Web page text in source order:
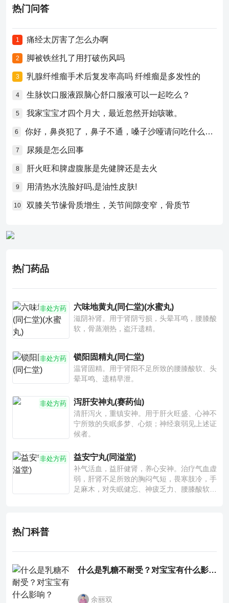
热门问答
1 痛经太厉害了怎么办啊
2 脚被铁丝扎了用打破伤风吗
3 乳腺纤维瘤手术后复发率高吗 纤维瘤是多发性的
4 生脉饮口服液跟脑心舒口服液可以一起吃么？
5 我家宝宝才四个月大，最近忽然开始咳嗽。
6 你好，鼻炎犯了，鼻子不通，嗓子沙哑请问吃什么药比较好？
7 尿频是怎么回事
8 肝火旺和脾虚腹胀是先健脾还是去火
9 用清热水洗脸好吗,是油性皮肤!
10 双膝关节缘骨质增生，关节间隙变窄，骨质节
热门药品
非处方药 六味地黄丸(同仁堂)(水蜜丸)
滋阴补肾。用于肾阴亏损，头晕耳鸣，腰膝酸
软，骨蒸潮热，盗汗遗精。
非处方药 锁阳固精丸(同仁堂)
温肾固精。用于肾阳不足所致的腰膝酸软、头
晕耳鸣、遗精早泄。
非处方药 泻肝安神丸(赛药仙)
清肝泻火，重镇安神。用于肝火旺盛、心神不
宁所致的失眠多梦、心烦；神经衰弱见上述证
候者。
非处方药 益安宁丸(同溢堂)
补气活血，益肝健肾，养心安神。治疗气血虚
弱，肝肾不足所致的胸闷气短，畏寒肢冷，手
足麻木，对失眠健忘、神疲乏力、腰膝酸软也
热门科普
什么是乳糖不耐受？对宝宝有什么影响？
余丽双